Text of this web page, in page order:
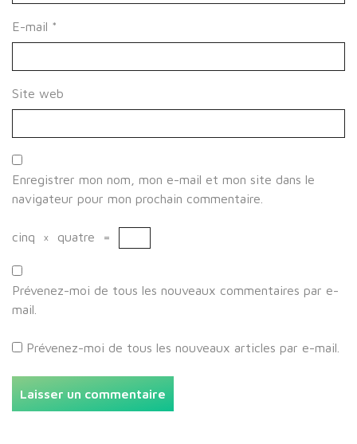
E-mail *
Site web
Enregistrer mon nom, mon e-mail et mon site dans le
navigateur pour mon prochain commentaire.
cinq × quatre =
Prévenez-moi de tous les nouveaux commentaires par e-
mail.
Prévenez-moi de tous les nouveaux articles par e-mail.